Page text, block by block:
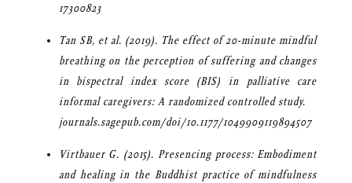
17300823
Tan SB, et al. (2019). The effect of 20-minute mindful
breathing on the perception of suffering and changes
in bispectral index score (BIS) in palliative care
informal caregivers: A randomized controlled study.
journals.sagepub.com/doi/10.1177/1049909119894507
Virtbauer G. (2015). Presencing process: Embodiment
and healing in the Buddhist practice of mindfulness